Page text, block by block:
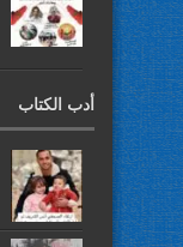
أدب الكتاب